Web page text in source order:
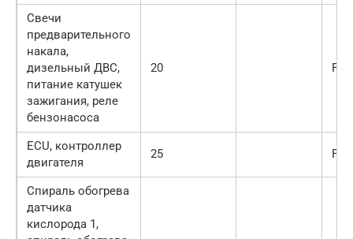
Свечи
предварительного
накала,
дизельный ДВС,
питание катушек
зажигания, реле
бензонасоса
20 F27
ECU, контроллер
двигателя
25 F28
Спираль обогрева
датчика
кислорода 1,